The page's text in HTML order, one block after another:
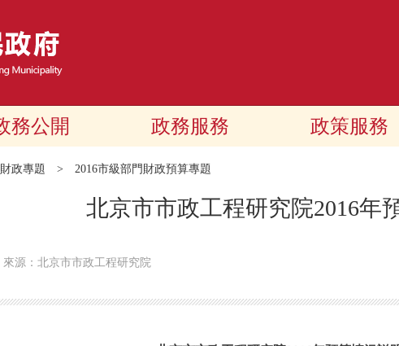
務公開 政務服務 政策服務
財政專題 > 2016市級部門財政預算專題
北京市市政工程研究院2016年
來源：北京市市政工程研究院